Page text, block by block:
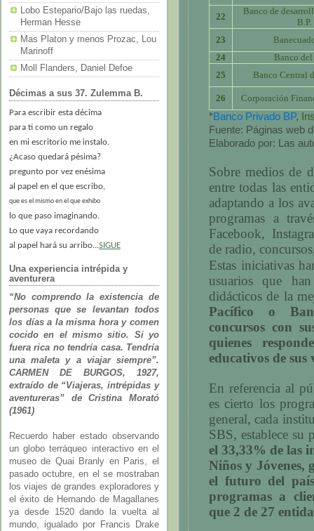
Lobo Estepario/Bajo las ruedas,
Herman Hesse
Mas Platon y menos Prozac, Lou
Marinoff
Moll Flanders, Daniel Defoe
Décimas a sus 37. Zulemma B.
Para escribir esta décima
para ti como un regalo
en mi escritorio me instalo.
¿Acaso quedará pésima?
pregunto por vez enésima
al papel en el que escribo,
que es el mismo en el que exhibo
lo que paso imaginando.
Lo que vaya recordando
al papel hará su arribo...SIGUE
Una experiencia intrépida y
aventurera
“No comprendo la existencia de
personas que se levantan todos
los días a la misma hora y comen
cocido en el mismo sitio. Si yo
fuera rica no tendría casa. Tendría
una maleta y a viajar siempre”.
CARMEN DE BURGOS, 1927,
extraído de “Viajeras, intrépidas y
aventureras” de Cristina Morató
(1961)
Recuerdo haber estado observando
un globo terráqueo interactivo en el
museo de Quai Branly en Paris, el
pasado octubre, en el se mostraban
los viajes de grandes exploradores y
el éxito de Hernando de Magallanes
ya desde 1520 dando la vuelta al
mundo, igualado por Francis Drake
22
Banco de
B.P.
23
24
Banco del
25
Banco Central
26 Corporación
*Banco Privado BP,
Fuente: Páginas web
Elaborado por: Las
Sobre medios de
entre todas las
adaptando a los
programas a
Facebook,
de radio,
Estas iniciativas
usuarios que
didácticos de la
Pacífico o
concursos con
quienes
educativos de sus
En referencia al
es cierto los
general, cada
SBS, establece
el 33,33% de las
Niños y Jóvenes,
el futuro del
programas a
que 2 de 27